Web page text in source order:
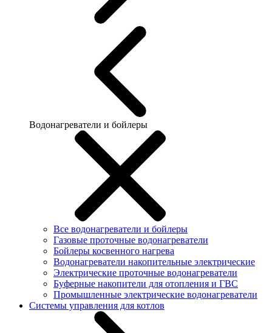
Водонагреватели и бойлеры
Все водонагреватели и бойлеры
Газовые проточные водонагреватели
Бойлеры косвенного нагрева
Водонагреватели накопительные электрические
Электрические проточные водонагреватели
Буферные накопители для отопления и ГВС
Промышленные электрические водонагреватели
Системы управления для котлов